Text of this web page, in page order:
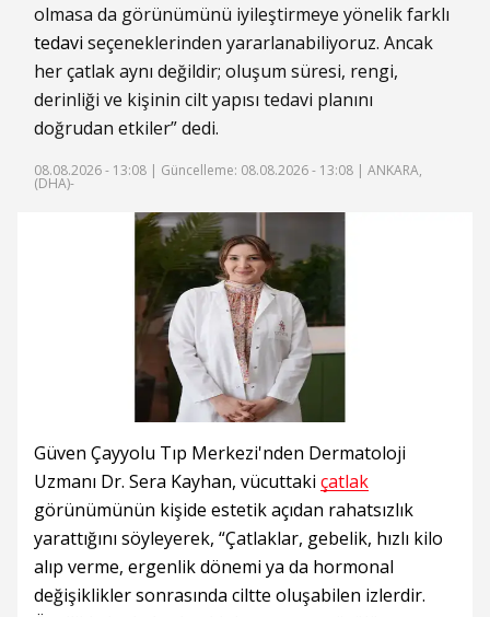
olmasa da görünümünü iyileştirmeye yönelik farklı
tedavi seçeneklerinden yararlanabiliyoruz. Ancak
her çatlak aynı değildir; oluşum süresi, rengi,
derinliği ve kişinin cilt yapısı tedavi planını
doğrudan etkiler” dedi.
08.08.2026 - 13:08 | Güncelleme: 08.08.2026 - 13:08 | ANKARA,
(DHA)-
Güven Çayyolu Tıp Merkezi'nden Dermatoloji
Uzmanı Dr. Sera Kayhan, vücuttaki çatlak
görünümünün kişide estetik açıdan rahatsızlık
yarattığını söyleyerek, “Çatlaklar, gebelik, hızlı kilo
alıp verme, ergenlik dönemi ya da hormonal
değişiklikler sonrasında ciltte oluşabilen izlerdir.